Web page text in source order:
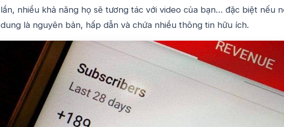
lần, nhiều khả năng họ sẽ tương tác với video của bạn… đặc biệt nếu
dung là nguyên bản, hấp dẫn và chứa nhiều thông tin hữu ích.